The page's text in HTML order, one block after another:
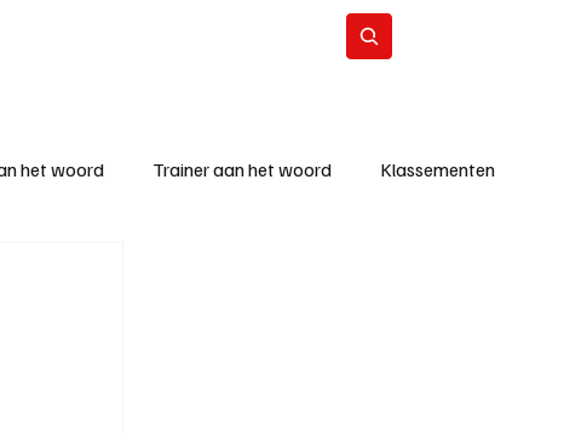
het woord Trainer aan het woord Klassementen